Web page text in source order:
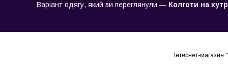
Варіант одягу, який ви переглянули — Колготи на